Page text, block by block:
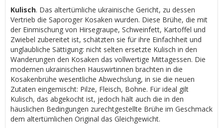
Kulisch. Das altertümliche ukrainische Gericht, zu dessen
Vertrieb die Saporoger Kosaken wurden. Diese Brühe, die mit
der Einmischung von Hirsegraupe, Schweinfett, Kartoffel und
Zwiebel zubereitet ist, schätzten sie für ihre Einfachheit und
unglaubliche Sättigung: nicht selten ersetzte Kulisch in den
Wanderungen den Kosaken das vollwertige Mittagessen. Die
modernen ukrainischen Hauswirtinnen brachten in die
Kosakenbrühe wesentliche Abwechslung, in sie die neuen
Zutaten eingemischt: Pilze, Fleisch, Bohne. Für ideal gilt
Kulisch, das abgekocht ist, jedoch hält auch die in den
häuslichen Bedingungen zurechtgestellte Brühe im Geschmack
dem altertümlichen Original das Gleichgewicht.